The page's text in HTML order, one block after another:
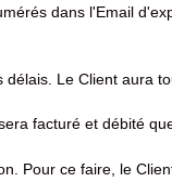
dans l'Email
Le Client aura
facturé et débité
Pour ce faire, le